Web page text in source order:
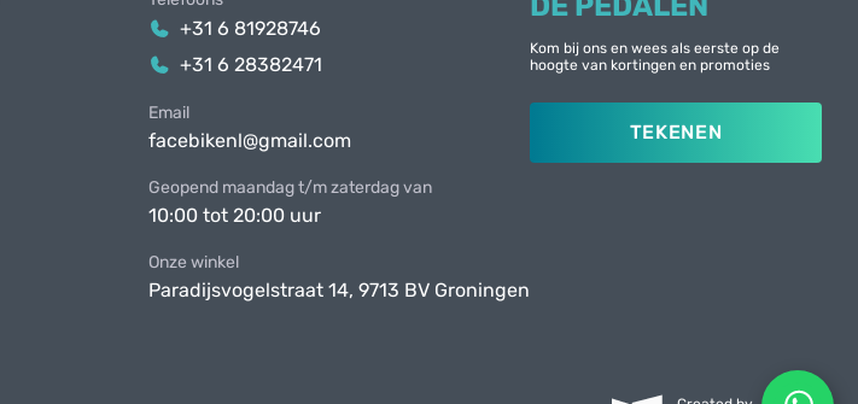
+31 6 81928746
+31 6 28382471
Email
facebikenl@gmail.com
Geopend maandag t/m zaterdag van
10:00 tot 20:00 uur
Onze winkel
Paradijsvogelstraat 14, 9713 BV Groningen
Kom bij ons en wees als eerste op de
hoogte van kortingen en promoties
TEKENEN